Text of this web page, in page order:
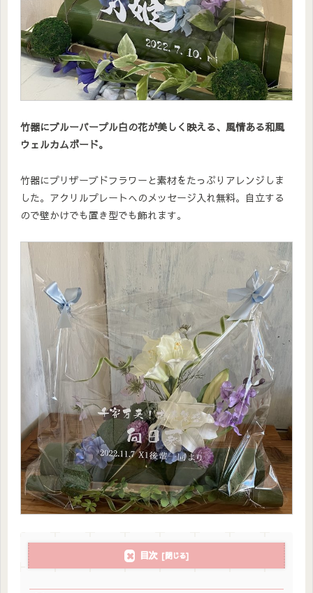
竹器にブルーパープル白の花が美しく映える、風情ある和風
ウェルカムボード。
竹器にプリザーブドフラワーと素材をたっぷりアレンジしま
した。アクリルプレートへのメッセージ入れ無料。自立する
ので壁かけでも置き型でも飾れます。
目次